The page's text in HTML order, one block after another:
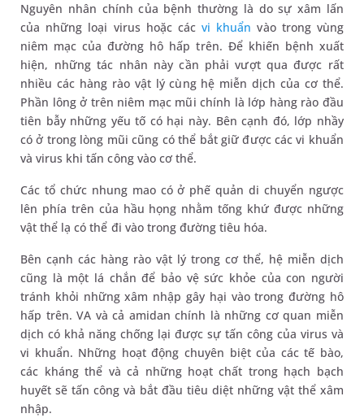
Nguyên nhân chính của bệnh thường là do sự xâm lấn
của những loại virus hoặc cácvi khuẩn vào trong vùng
niêm mạc của đường hô hấp trên. Để khiến bệnh xuất
hiện, những tác nhân này cần phải vượt qua được rất
nhiều các hàng rào vật lý cùng hệ miễn dịch của cơ thể.
Phần lông ở trên niêm mạc mũi chính là lớp hàng rào đầu
tiên bẫy những yếu tố có hại này. Bên cạnh đó, lớp nhầy
có ở trong lòng mũi cũng có thể bắt giữ được các vi khuẩn
và virus khi tấn công vào cơ thể.
Các tổ chức nhung mao có ở phế quản di chuyển ngược
lên phía trên của hầu họng nhằm tống khứ được những
vật thể lạ có thể đi vào trong đường tiêu hóa.
Bên cạnh các hàng rào vật lý trong cơ thể, hệ miễn dịch
cũng là một lá chắn để bảo vệ sức khỏe của con người
tránh khỏi những xâm nhập gây hại vào trong đường hô
hấp trên. VA và cả amidan chính là những cơ quan miễn
dịch có khả năng chống lại được sự tấn công của virus và
vi khuẩn. Những hoạt động chuyên biệt của các tế bào,
các kháng thể và cả những hoạt chất trong hạch bạch
huyết sẽ tấn công và bắt đầu tiêu diệt những vật thể xâm
nhập.